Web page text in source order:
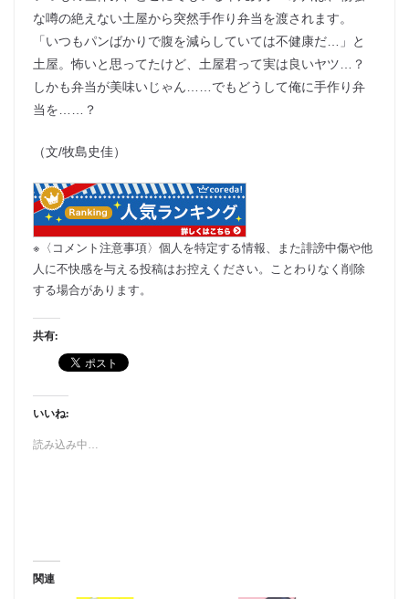
な噂の絶えない土屋から突然手作り弁当を渡されます。
「いつもパンばかりで腹を減らしていては不健康だ…」と
土屋。怖いと思ってたけど、土屋君って実は良いヤツ…？
しかも弁当が美味いじゃん……でもどうして俺に手作り弁
当を……？
（文/牧島史佳）
※〈コメント注意事項〉個人を特定する情報、また誹謗中傷や他
人に不快感を与える投稿はお控えください。ことわりなく削除
する場合があります。
共有:
いいね:
読み込み中…
関連